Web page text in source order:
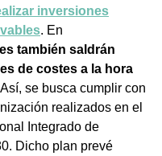
inversiones
. En
también saldrán
de costes a la hora
Así, se busca cumplir con
realizados en el
Integrado de
Dicho plan prevé